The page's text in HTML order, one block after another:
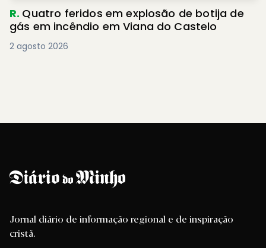
R. Quatro feridos em explosão de botija de
gás em incêndio em Viana do Castelo
2 agosto 2026
Jornal diário de informação regional e de inspiração
cristã.